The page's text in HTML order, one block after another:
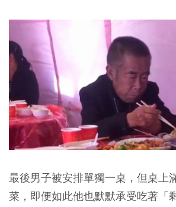
最後男子被安排單獨一桌，但桌上
菜，即便如此他也默默承受吃著「